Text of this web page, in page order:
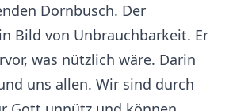
Dornbusch. Der
Bild von Unbrauchbarkeit. Er
was nützlich wäre. Darin
uns allen. Wir sind durch